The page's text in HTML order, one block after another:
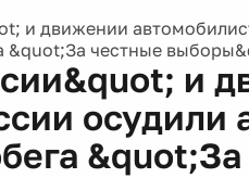
и движении
&quot;За честные
и
осудили